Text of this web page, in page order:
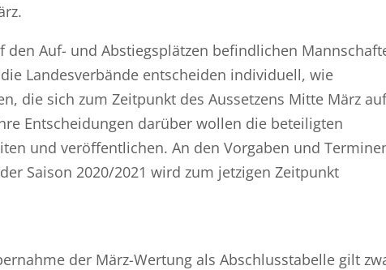
den Auf- und Abstiegsplätzen befindlichen
Landesverbände entscheiden individuell, wie
die sich zum Zeitpunkt des Aussetzens Mitte März auf
Entscheidungen darüber wollen die beteiligten
und veröffentlichen. An den Vorgaben und
Saison 2020/2021 wird zum jetzigen Zeitpunkt
der März-Wertung als Abschlusstabelle gilt